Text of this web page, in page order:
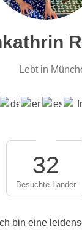
Lebt in
32
Besuchte Länder
bin eine